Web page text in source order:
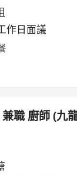
作日面議
兼職 廚師 (九